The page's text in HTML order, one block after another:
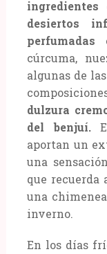
ingredientes
desiertos
perfumadas
cúrcuma,
algunas de
dulzura
del benjuí.
aportan un
una
que recuerda
una
inverno.
En los días